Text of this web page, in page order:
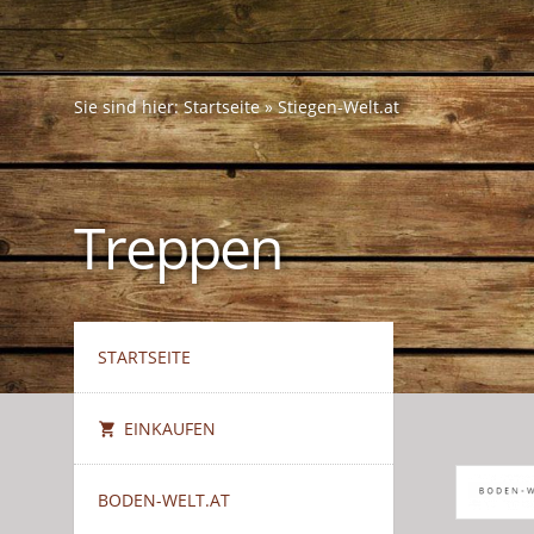
Sie sind hier:Startseite»Stiegen-Welt.at
Treppen
STARTSEITE
EINKAUFEN
BODEN-WELT.AT